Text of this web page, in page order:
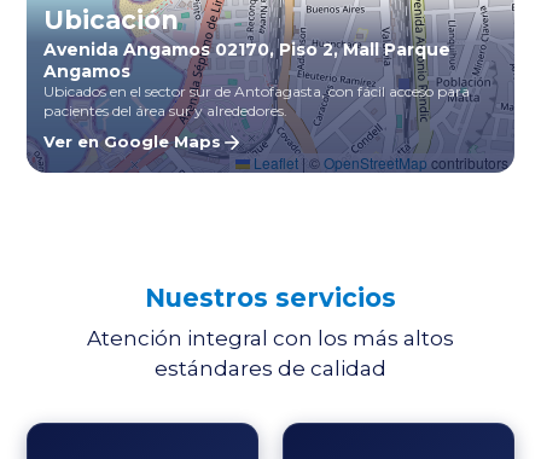
Leaflet | ©OpenStreetMap contributors
Ubicación
Avenida Angamos 02170, Piso 2, Mall Parque
Angamos
Ubicados en el sector sur de Antofagasta, con fácil acceso para
pacientes del área sur y alrededores.
Ver en Google Maps
Nuestros servicios
Atención integral con los más altos
estándares de calidad